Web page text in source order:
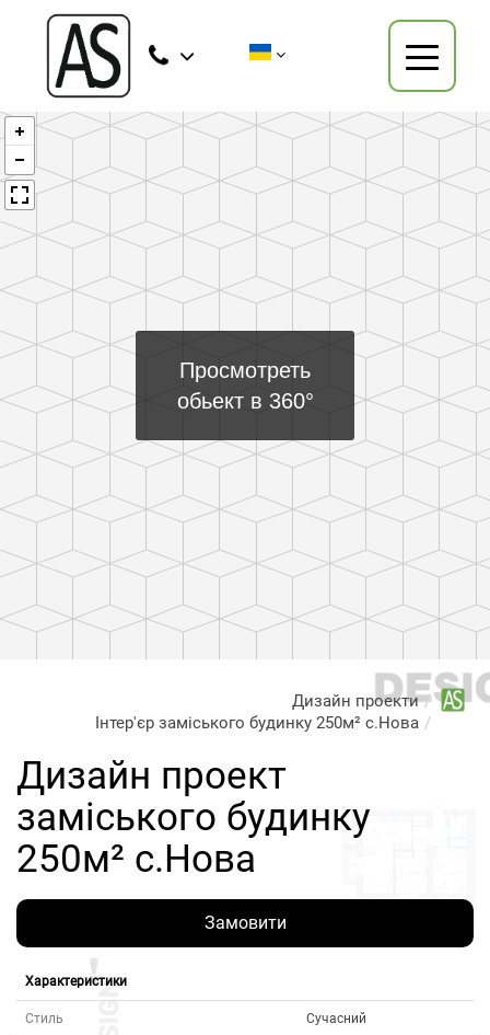
Дизайн проекти
Інтер'єр заміського будинку 250м² с.Нова
Дизайн проект
заміського будинку
250м² с.Нова
Замовити
Характеристики
Стиль Сучасний